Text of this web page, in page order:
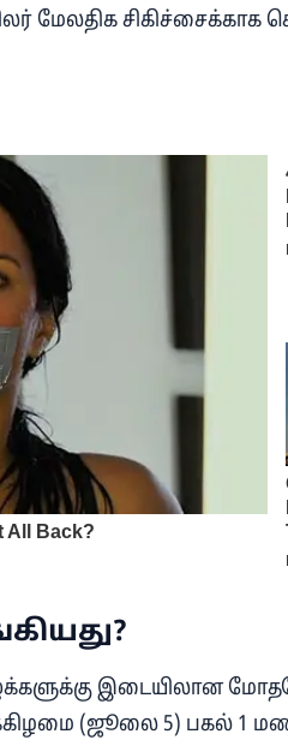
மேலதிக சிகிச்சைக்காக
இடையிலான
(ஜூலை 5) பகல் 1